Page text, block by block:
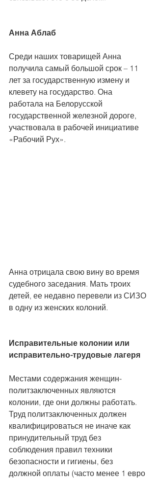
Анна Аблаб
Среди наших товарищей Анна
получила самый большой срок – 11
лет за государственную измену и
клевету на государство. Она
работала на Белорусской
государственной железной дороге,
участвовала в рабочей инициативе
«Рабочий Рух».
Анна отрицала свою вину во время
судебного заседания. Мать троих
детей, ее недавно перевели из СИЗО
в одну из женских колоний.
Исправительные колонии или
исправительно-трудовые лагеря
Местами содержания женщин-
политзаключенных являются
колонии, где они должны работать.
Труд политзаключенных должен
квалифицироваться не иначе как
принудительный труд без
соблюдения правил техники
безопасности и гигиены, без
должной оплаты (часто менее 1 евро